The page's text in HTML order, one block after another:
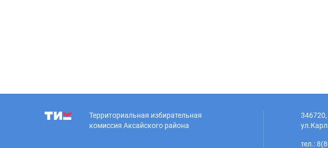
Территориальная избирательная
комиссия Аксайского района
тел.: